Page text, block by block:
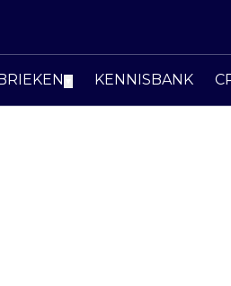
KENNISBANK